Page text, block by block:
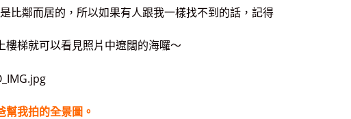
比鄰而居的，所以如果有人跟我一樣找不到的話，記得
樓梯就可以看見照片中遼闊的海囉～
幫我拍的全景圖。